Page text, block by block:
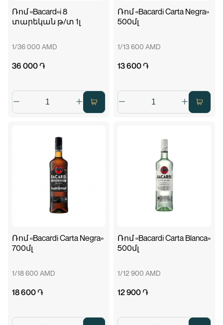
Ռոմ «Bacard»i 8
տարեկան թ/տ 1լ
1/36 000 AMD
36 000 ֏
Ռոմ «Bacardi Carta Negra»
500մլ
1/13 600 AMD
13 600 ֏
Ռոմ «Bacardi Carta Negra»
700մլ
1/18 600 AMD
18 600 ֏
Ռոմ «Bacardi Carta Blanca»
500մլ
1/12 900 AMD
12 900 ֏